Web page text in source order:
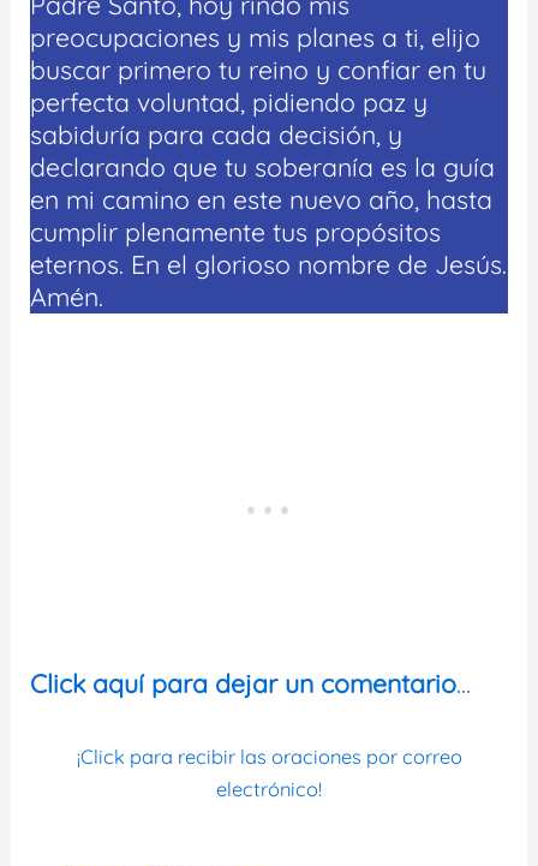
preocupaciones y mis planes a ti, elijo
buscar primero tu reino y confiar en tu
perfecta voluntad, pidiendo paz y
sabiduría para cada decisión, y
declarando que tu soberanía es la guía
en mi camino en este nuevo año, hasta
cumplir plenamente tus propósitos
eternos. En el glorioso nombre de Jesús.
Amén.
Click aquí para dejar un comentario…
¡Click para recibir las oraciones por correo
electrónico!